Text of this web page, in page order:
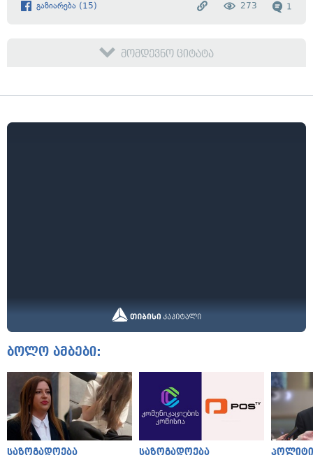
გაზიარება (15) 1
273
მომდევნო ციტატა
ბოლო ამბები:
საზოგადოება საზოგადოება